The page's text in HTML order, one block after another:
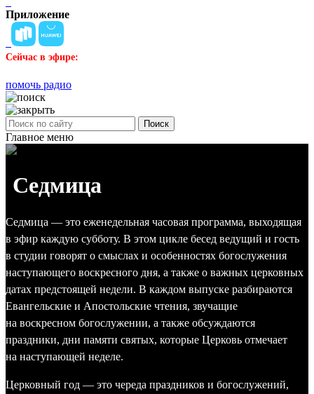
Приложение
Сейчас в эфире:
помочь радио
Поиск
Главное меню
Седмица
Седмица — это еженедельная часовая программа, выходящая
в эфир каждую субботу. В этом цикле бесед ведущий и гость
в студии говорят о смыслах и особенностях богослужения
наступающего воскресного дня, а также о важных церковных
датах предстоящей недели. В каждом выпуске разбираются
Евангельские и Апостольские чтения, звучащие
на воскресном богослужении, а также обсуждаются
праздники, дни памяти святых, которые Церковь отмечает
на наступающей неделе.
Церковный год — это череда праздников и богослужений,